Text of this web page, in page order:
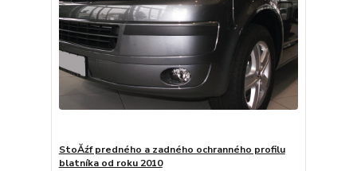
StoĂźf predného a zadného ochranného profilu
blatníka od roku 2010